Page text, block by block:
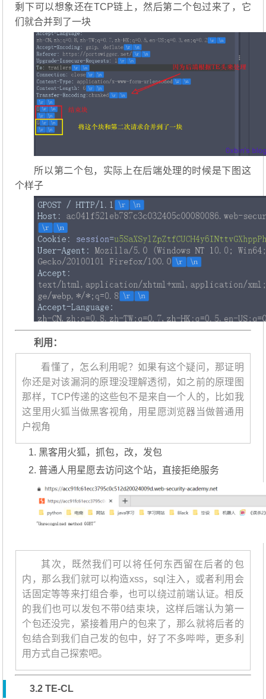
剩下可以想象还在TCP链上，然后第二个包过来了，它
们就合并到了一块
所以第二个包，实际上在后端处理的时候是下图这
个样子
利用：
看懂了，怎么利用呢？如果有这个疑问，那证明
你还是对该漏洞的原理没理解透彻，如之前的原理图
那样，TCP传递的这些包不是来自一个人的，比如我
这里用火狐当做黑客视角，用星愿浏览器当做普通用
户视角
黑客用火狐，抓包，改，发包
普通人用星愿去访问这个站，直接拒绝服务
其次，既然我们可以将任何东西留在后者的包
内，那么我们就可以构造xss，sql注入，或者利用会
话固定等等来打组合拳，也可以绕过前端认证。相反
的我们也可以发包不带0结束块，这样后端认为第一
个包还没完，紧接着用户的包来了，那么就将后者的
包结合到我们自己发的包中，好了不多哔哔，更多利
用方式自己探索吧。
3.2 TE-CL